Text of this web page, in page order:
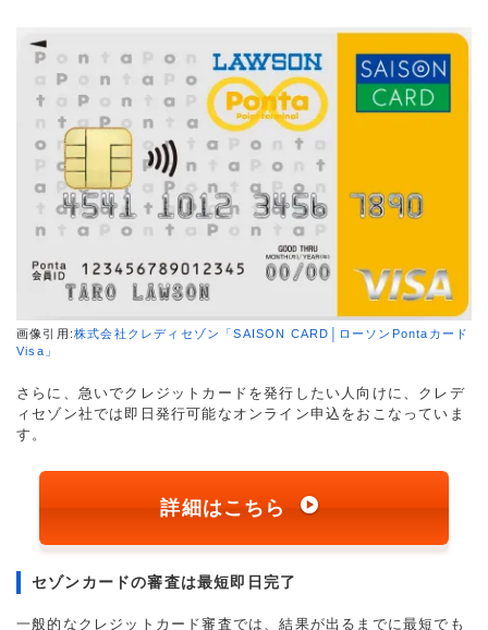
画像引用:株式会社クレディセゾン「SAISON CARD│ローソンPontaカード
Visa」
さらに、急いでクレジットカードを発行したい人向けに、クレデ
ィセゾン社では即日発行可能なオンライン申込をおこなっていま
す。
詳細はこちら
セゾンカードの審査は最短即日完了
一般的なクレジットカード審査では、結果が出るまでに最短でも